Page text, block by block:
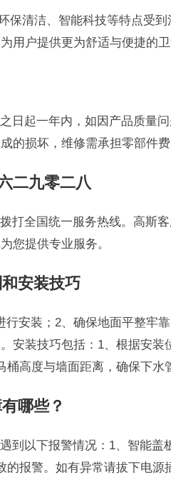
保清洁、智能科技等特点受
用户提供更为舒适与便捷的卫
日起一年内，如因产品质量
的损坏，维修需承担零部件费
二九零二八
打全国统一服务热线。高斯客
您提供专业服务。
安装技巧
安装；2、确保地面平整牢靠
安装技巧包括：1、根据安装
高度与墙面距离，确保下水
哪些？
到以下报警情况：1、智能盖
报警。如有异常请拔下电源